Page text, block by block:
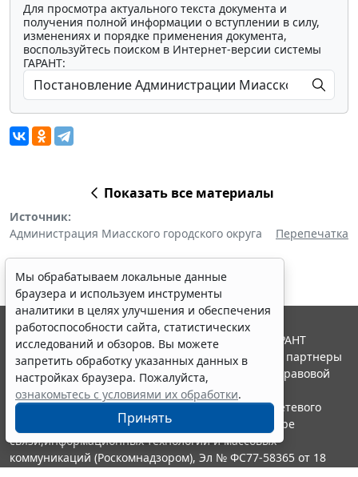
Для просмотра актуального текста документа и
получения полной информации о вступлении в силу,
изменениях и порядке применения документа,
воспользуйтесь поиском в Интернет-версии системы
ГАРАНТ:
Показать все материалы
Источник:
Администрация Миасского городского округа
Перепечатка
Мы обрабатываем локальные данные
браузера и используем инструменты
аналитики в целях улучшения и обеспечения
работоспособности сайта, статистических
исследований и обзоров. Вы можете
запретить обработку указанных данных в
настройках браузера. Пожалуйста,
ознакомьтесь с условиями их обработки.
Принять
© ООО "НПП "ГАРАНТ-СЕРВИС", 2026. Система ГАРАНТ
выпускается с 1990 года. Компания "Гарант" и ее партнеры
являются участниками Российской ассоциации правовой
информации ГАРАНТ.
Портал ГАРАНТ.РУ зарегистрирован в качестве сетевого
издания Федеральной службой по надзору в сфере
связи,информационных технологий и массовых
коммуникаций (Роскомнадзором), Эл № ФС77-58365 от 18